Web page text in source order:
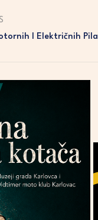
I Električnih Pila